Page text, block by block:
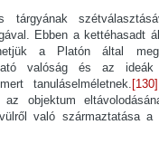
tárgyának
Ebben a kettéhasadt
a Platón által
valóság és az
tanuláselméletnek. [130]
objektum
való származtatása a